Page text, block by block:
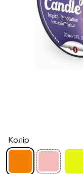
Колір